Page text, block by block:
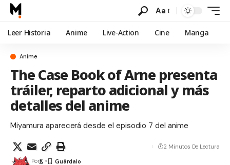
Aa
Leer Historia Anime Live-Action Cine Manga
Anime
The Case Book of Arne presenta
tráiler, reparto adicional y más
detalles del anime
Miyamura aparecerá desde el episodio 7 del anime
PorK
2 Minutos De Lectura